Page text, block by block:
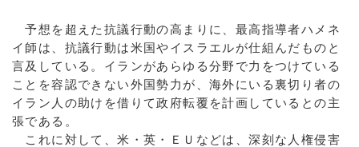
予想を超えた抗議行動の高まりに、最高指導者ハメネ
イ師は、抗議行動は米国やイスラエルが仕組んだものと
言及している。イランがあらゆる分野で力をつけている
ことを容認できない外国勢力が、海外にいる裏切り者の
イラン人の助けを借りて政府転覆を計画しているとの主
張である。
これに対して、米・英・ＥＵなどは、深刻な人権侵害